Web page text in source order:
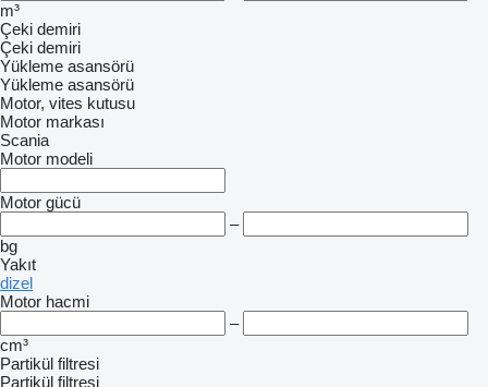
m³
Çeki demiri
Çeki demiri
Yükleme asansörü
Yükleme asansörü
Motor, vites kutusu
Motor markası
Scania
Motor modeli
Motor gücü
–
bg
Yakıt
dizel
Motor hacmi
–
cm³
Partikül filtresi
Partikül filtresi